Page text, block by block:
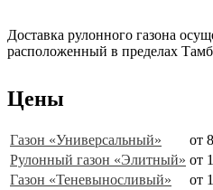
Доставка рулонного газона
расположенный в пределах
Цены
Газон «Универсальный»
от
Рулонный газон «Элитный» от
Газон «Теневыносливый»
от